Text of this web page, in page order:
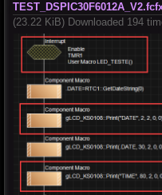
(23.22 KiB) Downloaded 194